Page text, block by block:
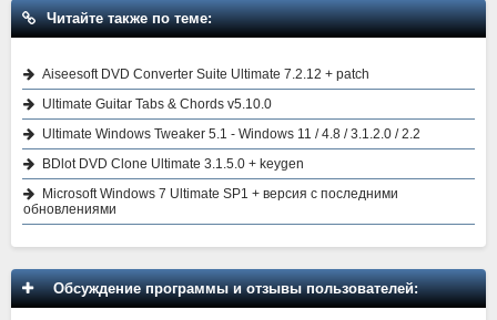
Читайте также по теме:
Aiseesoft DVD Converter Suite Ultimate 7.2.12 + patch
Ultimate Guitar Tabs & Chords v5.10.0
Ultimate Windows Tweaker 5.1 - Windows 11 / 4.8 / 3.1.2.0 / 2.2
BDlot DVD Clone Ultimate 3.1.5.0 + keygen
Microsoft Windows 7 Ultimate SP1 + версия с последними
обновлениями
Обсуждение программы и отзывы пользователей: